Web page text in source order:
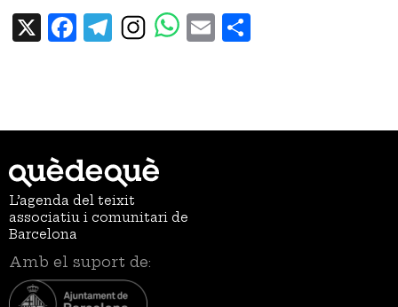
X Facebook
TelegramEmail
L’agenda del teixit
associatiu i comunitari de
Barcelona
Amb el suport de: